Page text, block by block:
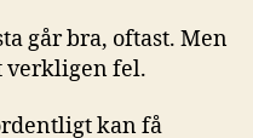
går bra, oftast. Men
verkligen fel.
kan få